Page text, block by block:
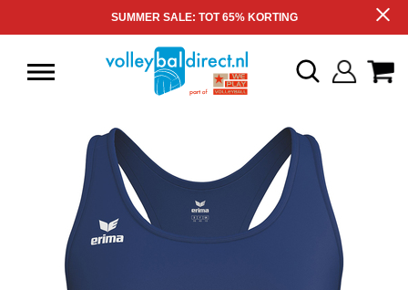
SUMMER SALE: TOT 65% KORTING